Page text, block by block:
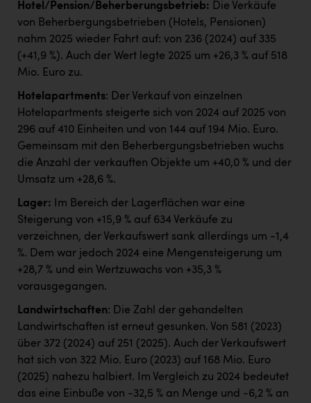
Hotel/Pension/Beherberungsbetrieb: Die Verkäufe
von Beherbergungsbetrieben (Hotels, Pensionen)
nahm 2025 wieder Fahrt auf: von 236 (2024) auf 335
(+41,9 %). Auch der Wert legte 2025 um +26,3 % auf 518
Mio. Euro zu.
Hotelapartments: Der Verkauf von einzelnen
Hotelapartments steigerte sich von 2024 auf 2025 von
296 auf 410 Einheiten und von 144 auf 194 Mio. Euro.
Gemeinsam mit den Beherbergungsbetrieben wuchs
die Anzahl der verkauften Objekte um +40,0 % und der
Umsatz um +28,6 %.
Lager: Im Bereich der Lagerflächen war eine
Steigerung von +15,9 % auf 634 Verkäufe zu
verzeichnen, der Verkaufswert sank allerdings um -1,4
%. Dem war jedoch 2024 eine Mengensteigerung um
+28,7 % und ein Wertzuwachs von +35,3 %
vorausgegangen.
Landwirtschaften: Die Zahl der gehandelten
Landwirtschaften ist erneut gesunken. Von 581 (2023)
über 372 (2024) auf 251 (2025). Auch der Verkaufswert
hat sich von 322 Mio. Euro (2023) auf 168 Mio. Euro
(2025) nahezu halbiert. Im Vergleich zu 2024 bedeutet
das eine Einbuße von -32,5 % an Menge und -6,2 % an